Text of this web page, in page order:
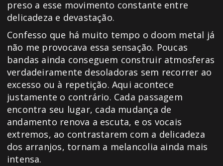
preso a esse movimento constante entre
delicadeza e devastação.
Confesso que há muito tempo o doom metal já
não me provocava essa sensação. Poucas
bandas ainda conseguem construir atmosferas
verdadeiramente desoladoras sem recorrer ao
excesso ou à repetição. Aqui acontece
justamente o contrário. Cada passagem
encontra seu lugar, cada mudança de
andamento renova a escuta, e os vocais
extremos, ao contrastarem com a delicadeza
dos arranjos, tornam a melancolia ainda mais
intensa.